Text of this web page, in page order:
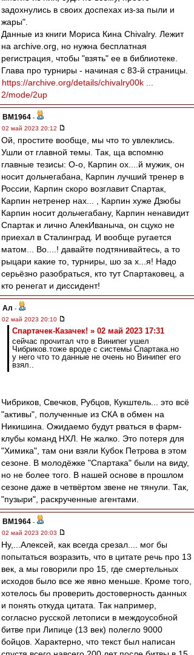
задохнулись в своих доспехах из-за пыли и
жары".
Данные из книги Мориса Кина Chivalry. Лежит
на archive.org, но нужна бесплатная
регистрация, чтобы "взять" ее в библиотеке.
Глава про турниры - начиная с 83-й страницы.
https://archive.org/details/chivalry00k ...
2/mode/2up
BM1964 -
02 май 2023 20:12
Ой, простите вообще, мы что то увлеклись.
Ушли от главной темы. Так, ща вспомню
главные тезисы: О-о, Карпин ох....й мужик, он
носит дольчегабана, Карпин лучший тренер в
России, Карпин скоро возглавит Спартак,
Карпин нетренер нах... , Карпин хуже Дзюбы
Карпин носит дольчегабану, Карпин ненавидит
Спартак и лично АлекИваныча, он сцуко не
приехал в Сталинград. И вообще ругается
матом... Во....! давайте подтянивайтесь, а то
рыцари какие то, турниры, шо за х...я! Надо
серьёзно разобраться, кто тут Спартаковец, а
кто ренегат и диссидент!
Ал -
02 май 2023 20:10
Спартачек-Казачек! » 02 май 2023 17:31
сейчас прочитал что в Винипег ушел
Чибриков.тоже вроде с системы Спартака.но
у него что то данные не очень но Винипег его
взял..
Чибриков, Свечков, Рубцов, Кукштель... это всё
"активы", полученные из СКА в обмен на
Никишина. Ожидаемо будут рваться в фарм-
клубы команд НХЛ. Не жалко. Это потеря для
"Химика", там они взяли Кубок Петрова в этом
сезоне. В молодёжке "Спартака" были на виду,
но не более того. В нашей основе в прошлом
сезоне даже в четвёртом звене не тянули. Так,
"пузыри", раскрученные агентами.
BM1964 -
02 май 2023 20:03
Ну,...Алексей, как всегда срезал.... мог бы
попытаться возразить, что в цитате речь про 13
век, а мы говорили про 15, где смертельных
исходов было все же явно меньше. Кроме того,
хотелось бы проверить достоверность данных
и понять откуда цитата. Так например,
согласно русской летописи в междоусобной
битве при Липице (13 век) полегло 9000
бойцов. Характерно, что текст был написан